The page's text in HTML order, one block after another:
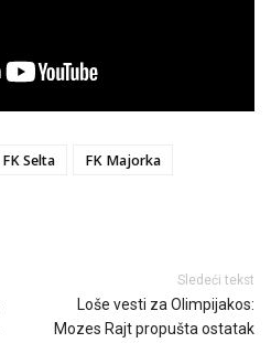
FK Selta
FK Majorka
Sledeći tekst
Loše vesti za Olimpijakos:
Mozes Rajt propušta ostatak